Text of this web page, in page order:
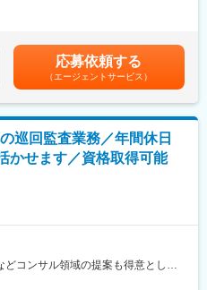
命保険提案等）に関するインセンテ
には、担当した相続案件からグルー
だいた不動産や保険が決まった場合
務
案・実行
、月１～２回、１泊２日程度の出
部エリア、北陸エリアを中心に営
富山の企業を中心に約９０店が出
ユーティコスメ、ヘアサロン、靴、
０００円～６，０００円）賃金はあ
選考を通じて上下する可能性があり
含めた表記です。
応募依頼する
（エージェントサービス）
巡回監査業務／年間休日
かせます／資格取得可能
コンサル領域の提案も得意として